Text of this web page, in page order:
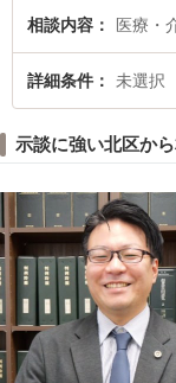
談したい』『医療事故
検索したい』『初回相談
弁護士に相談予約した
相談内容 医療・
詳細条件 未選択
示談に強い北区か